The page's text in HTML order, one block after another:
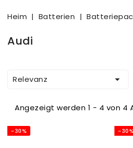
Heim Batterien
Audi
Relevanz 
Angezeigt werden 1 - 4 von 4
-30% -30%